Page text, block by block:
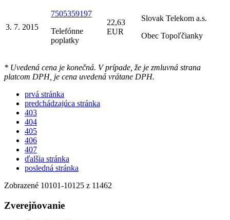
3. 7. 2015
7505359197
Telefónne
poplatky
22,63
EUR
Slovak Telekom a.s.
Obec Topoľčianky
* Uvedená cena je konečná. V prípade, že je zmluvná strana
platcom DPH, je cena uvedená vrátane DPH.
prvá stránka
predchádzajúca stránka
403
404
405
406
407
ďalšia stránka
posledná stránka
Zobrazené 10101-10125 z 11462
Zverejňovanie